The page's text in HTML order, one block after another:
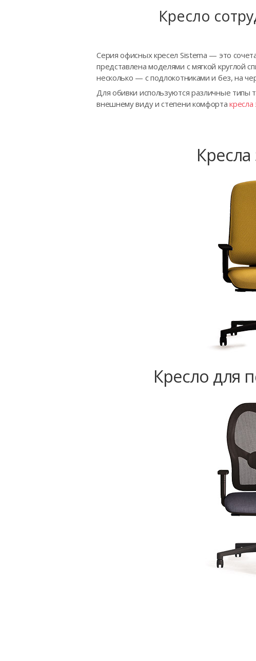
Кресло
Серия офисных кресел Sistema — это
представлена моделями с мягкой круглой
несколько — с подлокотниками и без, на
Для обивки используются различные типы
внешнему виду и степени комфортакресла
Кресло для